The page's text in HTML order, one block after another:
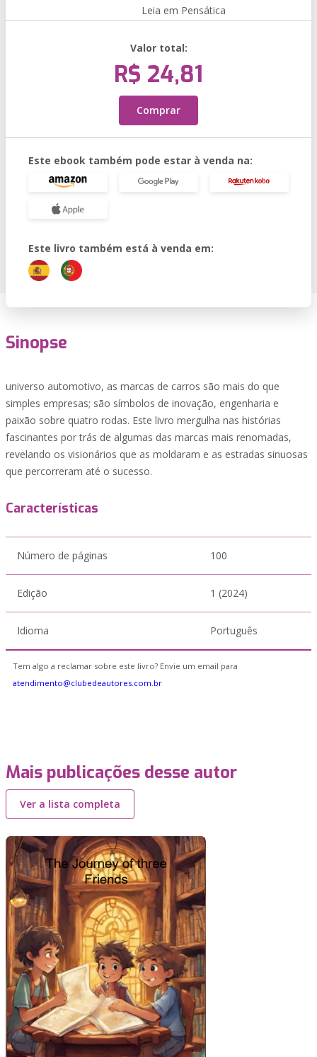
Leia em Pensática
Valor total:
R$ 24,81
Comprar
Este ebook também pode estar à venda na:
Este livro também está à venda em:
Sinopse
universo automotivo, as marcas de carros são mais do que
simples empresas; são símbolos de inovação, engenharia e
paixão sobre quatro rodas. Este livro mergulha nas histórias
fascinantes por trás de algumas das marcas mais renomadas,
revelando os visionários que as moldaram e as estradas sinuosas
que percorreram até o sucesso.
Características
Número de páginas 100
Edição 1 (2024)
Idioma Português
Tem algo a reclamar sobre este livro? Envie um email para
atendimento@clubedeautores.com.br
Mais publicações desse autor
Ver a lista completa